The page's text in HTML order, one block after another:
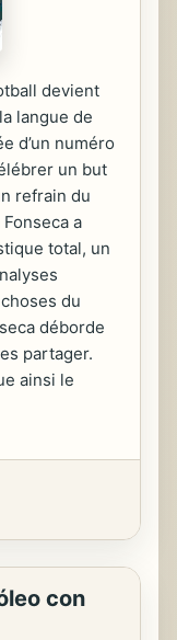
devient
langue de
d’un numéro
un but
refrain du
a
total, un
du
déborde
partager.
ainsi le
con